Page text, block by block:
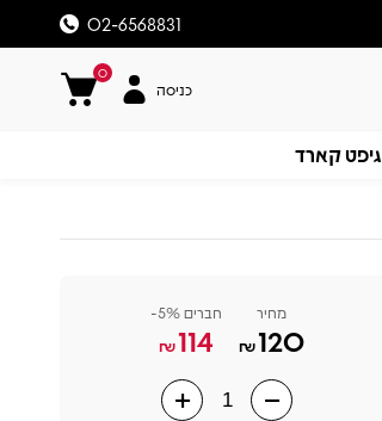
02-6568831
0
כניסה
גיפט קארד
מחיר
120
₪
חברים 5%-
114
₪